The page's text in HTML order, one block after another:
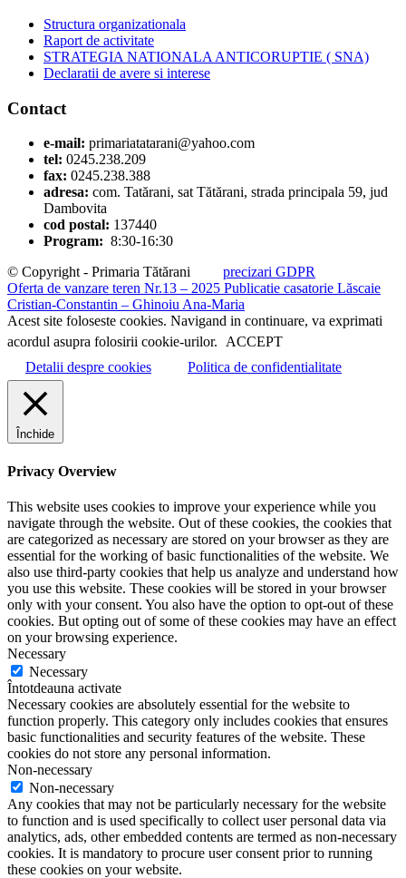
Structura organizationala
Raport de activitate
STRATEGIA NATIONALA ANTICORUPTIE ( SNA)
Declaratii de avere si interese
Contact
e-mail: primariatatarani@yahoo.com
tel: 0245.238.209
fax: 0245.238.388
adresa: com. Tatărani, sat Tătărani, strada principala 59, jud
Dambovita
cod postal: 137440
Program: 8:30-16:30
© Copyright - Primaria Tătărani precizari GDPR
Oferta de vanzare teren Nr.13 – 2025 Publicatie casatorie Lăscaie
Cristian-Constantin – Ghinoiu Ana-Maria
Acest site foloseste cookies. Navigand in continuare, va exprimati
acordul asupra folosirii cookie-urilor. ACCEPT
Detalii despre cookies
Politica de confidentialitate
Închide
Privacy Overview
This website uses cookies to improve your experience while you
navigate through the website. Out of these cookies, the cookies that
are categorized as necessary are stored on your browser as they are
essential for the working of basic functionalities of the website. We
also use third-party cookies that help us analyze and understand how
you use this website. These cookies will be stored in your browser
only with your consent. You also have the option to opt-out of these
cookies. But opting out of some of these cookies may have an effect
on your browsing experience.
Necessary
Necessary
Întotdeauna activate
Necessary cookies are absolutely essential for the website to
function properly. This category only includes cookies that ensures
basic functionalities and security features of the website. These
cookies do not store any personal information.
Non-necessary
Non-necessary
Any cookies that may not be particularly necessary for the website
to function and is used specifically to collect user personal data via
analytics, ads, other embedded contents are termed as non-necessary
cookies. It is mandatory to procure user consent prior to running
these cookies on your website.